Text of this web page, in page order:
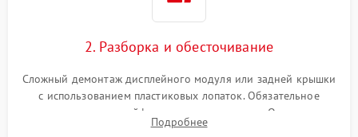
2. Разборка и обесточивание
Сложный демонтаж дисплейного модуля или задней крышки
с использованием пластиковых лопаток. Обязательное
отключение шлейфов матрицы и питания. Очистка
массивной системы охлаждения от скопившейся пыли.
Подробнее